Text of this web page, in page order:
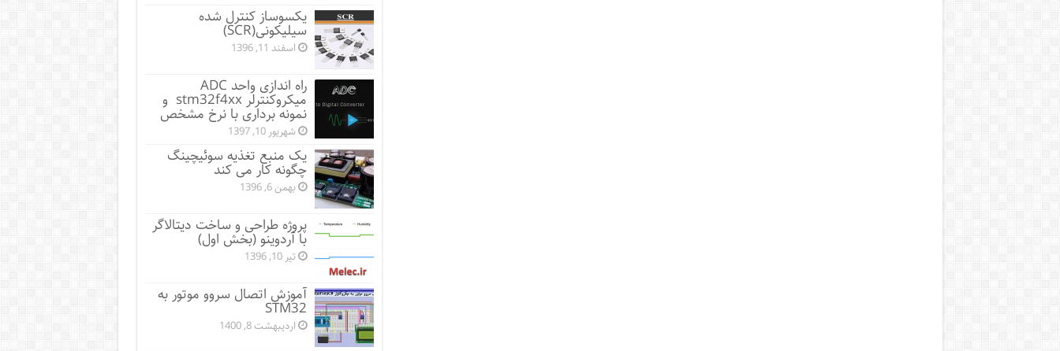
یکسوساز کنترل شده
سیلیکونی(SCR)
اسفند 11, 1396
راه اندازی واحد ADC
میکروکنترلر stm32f4xx و
نمونه برداری با نرخ مشخص
شهریور 10, 1397
یک منبع تغذیه سوئیچینگ
چگونه کار می کند
بهمن 6, 1396
پروژه طراحی و ساخت دیتالاگر
با آردوینو (بخش اول)
تیر 10, 1396
آموزش اتصال سروو موتور به
STM32
اردیبهشت 8, 1400